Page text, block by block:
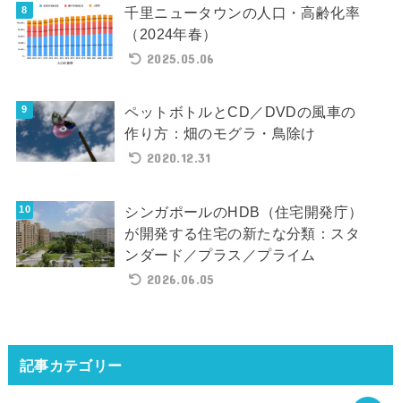
千里ニュータウンの人口・高齢化率
（2024年春）
2025.05.06
ペットボトルとCD／DVDの風車の
作り方：畑のモグラ・鳥除け
2020.12.31
シンガポールのHDB（住宅開発庁）
が開発する住宅の新たな分類：スタ
ンダード／プラス／プライム
2026.06.05
記事カテゴリー